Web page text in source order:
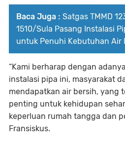
Baca Juga : Satgas TMMD
1510/Sula Pasang Instalasi
untuk Penuhi Kebutuhan Air
“Kami berharap dengan
instalasi pipa ini, masyarakat
mendapatkan air bersih, yang
penting untuk kehidupan
keperluan rumah tangga dan
Fransiskus.